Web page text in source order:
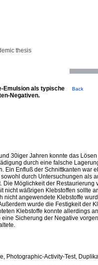
thesis
Emulsion als typische
Negativen.
Back
30iger Jahren konnte das
durch eine falsche
Ein Enfluß der Schnittkanten war
durch Untersuchungen als
Die Möglichkeit der Restaurierung
nicht wäßrigen Klebstoffen sollte
nicht angewendete Klebstoffe
wurde die Festigkeit der
Klebstoffe konnte allerdings
Sicherung der Negative
Photographic-Activity-Test,